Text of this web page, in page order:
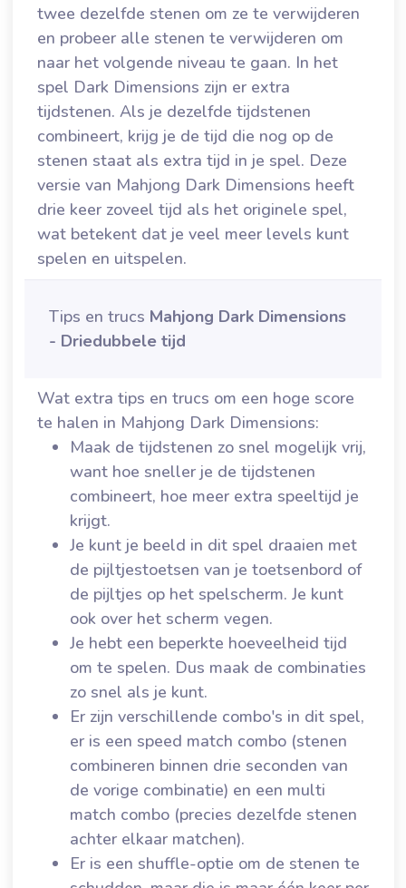
twee dezelfde stenen om ze te verwijderen
en probeer alle stenen te verwijderen om
naar het volgende niveau te gaan. In het
spel Dark Dimensions zijn er extra
tijdstenen. Als je dezelfde tijdstenen
combineert, krijg je de tijd die nog op de
stenen staat als extra tijd in je spel. Deze
versie van Mahjong Dark Dimensions heeft
drie keer zoveel tijd als het originele spel,
wat betekent dat je veel meer levels kunt
spelen en uitspelen.
Tips en trucs Mahjong Dark Dimensions
- Driedubbele tijd
Wat extra tips en trucs om een hoge score
te halen in Mahjong Dark Dimensions:
Maak de tijdstenen zo snel mogelijk vrij,
want hoe sneller je de tijdstenen
combineert, hoe meer extra speeltijd je
krijgt.
Je kunt je beeld in dit spel draaien met
de pijltjestoetsen van je toetsenbord of
de pijltjes op het spelscherm. Je kunt
ook over het scherm vegen.
Je hebt een beperkte hoeveelheid tijd
om te spelen. Dus maak de combinaties
zo snel als je kunt.
Er zijn verschillende combo's in dit spel,
er is een speed match combo (stenen
combineren binnen drie seconden van
de vorige combinatie) en een multi
match combo (precies dezelfde stenen
achter elkaar matchen).
Er is een shuffle-optie om de stenen te